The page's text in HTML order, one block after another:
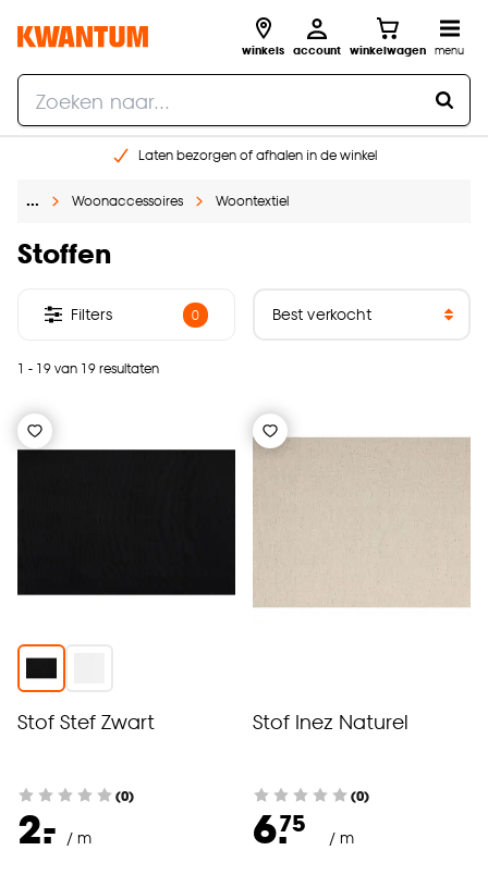
winkels account winkelwagen menu
Laten bezorgen of afhalen in de winkel
Gratis raam advies en inmeten aan huis
… Woonaccessoires Woontextiel
Stoffen
1 - 19 van 19 resultaten
Filters 0
Stof Stef Zwart
(0)
2.
- / m
Stof Inez Naturel
(0)
6.75
/ m